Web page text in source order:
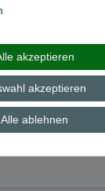
14 cm Kaf Trend
€ *
In den
akzeptieren
akzeptieren
Alle ablehnen